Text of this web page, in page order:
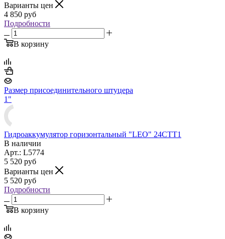
Варианты цен
4 850 руб
Подробности
В корзину
Размер присоединительного штуцера
1"
Гидроаккумулятор горизонтальный "LEO" 24CTT1
В наличии
Арт.: L5774
5 520 руб
Варианты цен
5 520 руб
Подробности
В корзину